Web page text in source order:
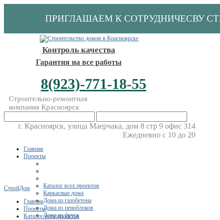
ПРИГЛАШАЕМ К СОТРУДНИЧЕСВУ
Контроль качества
Гарантия на все работы
8(923)-771-18-55
Строительно-ремонтная
компания Красноярск
г. Красноярск, улица Маерчака, дом 8 стр 9 офис 314
Ежедневно с 10 до 20
Главная
Проекты
Каталог всех проектов
Каркасные дома
Дома из газобетона
Дома из пеноблоков
Дома из бруса
СтройДом
Главная
Проекты
Каталог всех проектов